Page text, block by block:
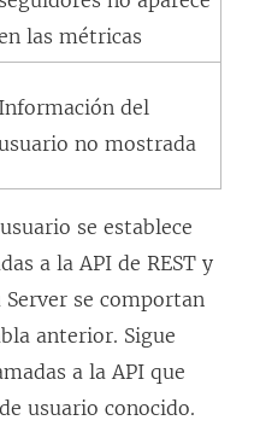
las métricas
Información del
no mostrada
se establece
a la API de REST y
se comportan
anterior. Sigue
a la API que
usuario conocido.